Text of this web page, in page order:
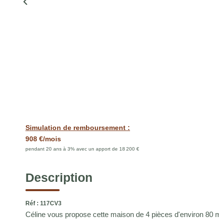
Simulation de remboursement :
908 €/mois
pendant 20 ans à 3% avec un apport de 18 200 €
Description
Réf : 117CV3
Céline vous propose cette maison de 4 pièces d'environ 80